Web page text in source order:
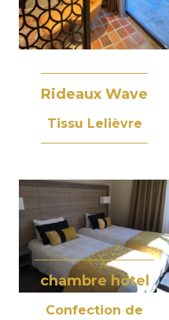
Rideaux Wave
Tissu Lelièvre
chambre hotel
Confection de